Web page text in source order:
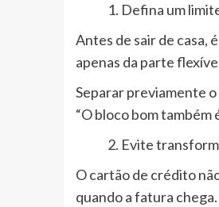
Defina um
Antes de sair de casa,
apenas da parte
Separar previamente
“O bloco bom também
Evite
O cartão de crédito
quando a fatura chega.